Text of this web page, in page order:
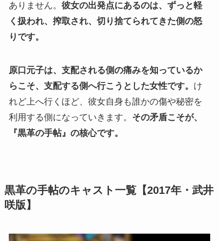
ありません。 彼女の出発点にあるのは、ずっと軽
く扱われ、搾取され、切り捨てられてきた側の怒
りです。
原口元子は、支配される側の痛みを知っているか
らこそ、支配する側へ行こうとした女性です。 け
れど上へ行くほど、彼女自身も誰かの傷や秘密を
利用する側になっていきます。 その矛盾こそが、
『黒革の手帖』の核心です。
黒革の手帖のキャスト一覧【2017年・武井
咲版】